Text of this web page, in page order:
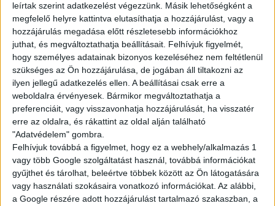
leírtak szerint adatkezelést végezzünk. Másik lehetőségként a
megfelelő helyre kattintva elutasíthatja a hozzájárulást, vagy a
hozzájárulás megadása előtt részletesebb információkhoz
juthat, és megváltoztathatja beállításait. Felhívjuk figyelmét,
hogy személyes adatainak bizonyos kezeléséhez nem feltétlenül
szükséges az Ön hozzájárulása, de jogában áll tiltakozni az
ilyen jellegű adatkezelés ellen. A beállításai csak erre a
weboldalra érvényesek. Bármikor megváltoztathatja a
preferenciáit, vagy visszavonhatja hozzájárulását, ha visszatér
erre az oldalra, és rákattint az oldal alján található
"Adatvédelem" gombra.
Felhívjuk továbbá a figyelmet, hogy ez a webhely/alkalmazás 1
vagy több Google szolgáltatást használ, továbbá információkat
gyűjthet és tárolhat, beleértve többek között az Ön látogatására
vagy használati szokásaira vonatkozó információkat. Az alábbi,
a Google részére adott hozzájárulást tartalmazó szakaszban, a
ALKALMI ÁRUHÁZI
KISEGÍTŐ
Siófok
18 év alatt végezhető
2.500,-Ft/óra